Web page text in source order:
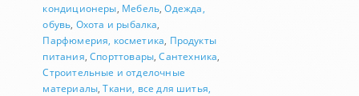
кондиционеры, Мебель,Одежда,
обувь, Охота и рыбалка,
Парфюмерия, косметика, Продукты
питания,Спорттовары,Сантехника,
Строительные и отделочные
материалы,Ткани, все для шитья,